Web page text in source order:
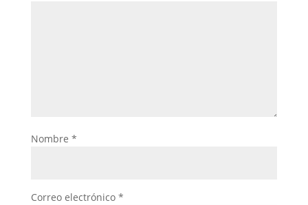
Nombre *
Correo electrónico *